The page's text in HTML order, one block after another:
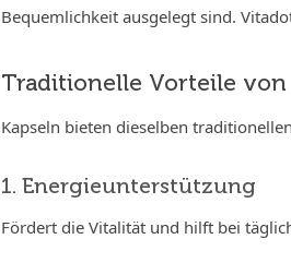
Bequemlichkeit ausgelegt sind.
Traditionelle Vorteile von
Kapseln bieten dieselben
1. Energieunterstützung
Fördert die Vitalität und hilft bei